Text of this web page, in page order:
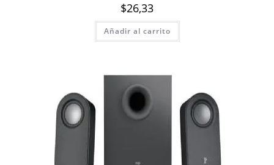
$26,33
Añadir al carrito